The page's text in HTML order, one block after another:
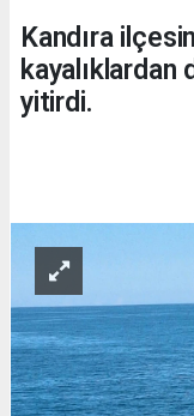
Kandıra
kayalıklardan
yitirdi.